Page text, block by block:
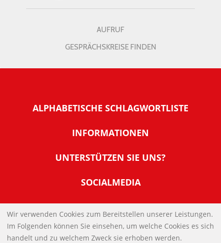
AUFRUF
GESPRÄCHSKREISE FINDEN
ALPHABETISCHE SCHLAGWORTLISTE
INFORMATIONEN
Warum NachDenkSeiten
Tipps zur Nutzung der NachDenkSeiten
Banner und E-Mail-Signaturen
Links
Kontakt
UNTERSTÜTZEN SIE UNS?
Werden Sie Fördermitglied
Spenden Sie Online
SOCIALMEDIA
IMPRESSUM
DATENSCHUTZERKLÄRUNG
Wir verwenden Cookies zum Bereitstellen unserer Leistungen.
Im Folgenden können Sie einsehen, um welche Cookies es sich
handelt und zu welchem Zweck sie erhoben werden.